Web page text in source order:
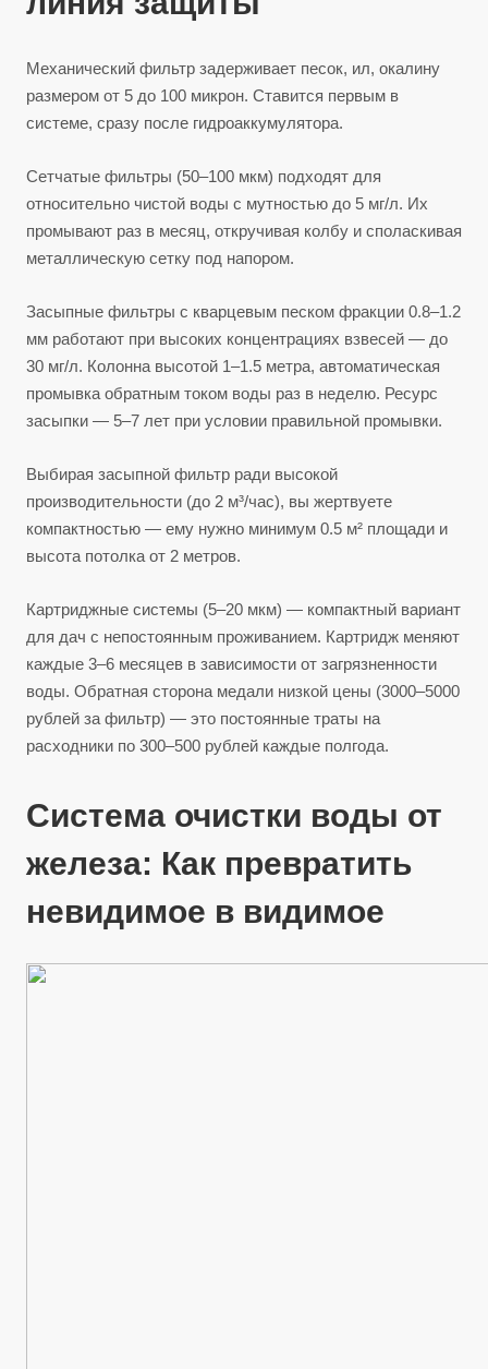
Механический фильтр задерживает песок, ил, окалину
размером от 5 до 100 микрон. Ставится первым в
системе, сразу после гидроаккумулятора.
Сетчатые фильтры (50–100 мкм) подходят для
относительно чистой воды с мутностью до 5 мг/л. Их
промывают раз в месяц, откручивая колбу и споласкивая
металлическую сетку под напором.
Засыпные фильтры с кварцевым песком фракции 0.8–1.2
мм работают при высоких концентрациях взвесей — до
30 мг/л. Колонна высотой 1–1.5 метра, автоматическая
промывка обратным током воды раз в неделю. Ресурс
засыпки — 5–7 лет при условии правильной промывки.
Выбирая засыпной фильтр ради высокой
производительности (до 2 м³/час), вы жертвуете
компактностью — ему нужно минимум 0.5 м² площади и
высота потолка от 2 метров.
Картриджные системы (5–20 мкм) — компактный вариант
для дач с непостоянным проживанием. Картридж меняют
каждые 3–6 месяцев в зависимости от загрязненности
воды. Обратная сторона медали низкой цены (3000–5000
рублей за фильтр) — это постоянные траты на
расходники по 300–500 рублей каждые полгода.
Система очистки воды от
железа: Как превратить
невидимое в видимое